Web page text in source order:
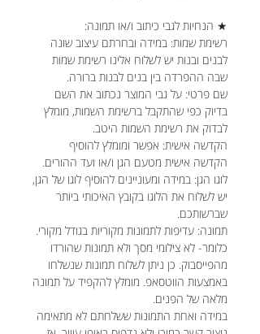
★ הנחיות לגבי כיתוב ו/או תמונה:
רשימת שמות: במידה ובחרתם עיצוב שונה
לבנים ובנות יש לשלוח אלינו רשימת שמות
שבה ההפרדה בין בנים לבנות ברורה.
שם פרטי: על גבי המוצר נכתוב את השם
בדיוק כפי שהתקבל ברשימת השמות, מומלץ
לבדוק את רשימת השמות היטב.
הקדשה אישית: אפשר ומומלץ להוסיף
הקדשה אישית מטעם הגן ו/או ועד ההורים.
לוגו הגן: במידה ומעוניינים להוסיף לוגו של הגן,
יש לשלוח את הלוגו בקובץ האיכותי ביותר
שברשותכם.
תמונה: עדיפות לתמונות מקוריות בגודל מקורי.
כלומר- לא צילומי מסך ולא תמונות שהורדו
מהפייסבוק. כן ניתן לשלוח תמונות שנשלחו
באמצעות הווטסאפ. מומלץ להקפיד על תמונה
מלאה של הפנים.
במידה ואחת התמונות ששלחתם לא מתאימה